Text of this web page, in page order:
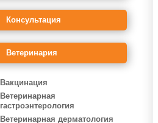
Консультация
Ветеринария
Вакцинация
Ветеринарная
гастроэнтерология
Ветеринарная дерматология